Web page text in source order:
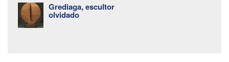
Grediaga, escultor
olvidado